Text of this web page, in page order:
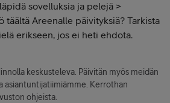
sovelluksia ja pelejä >
täältä Areenalle päivityksiä? Tarkista
erikseen, jos ei heti ehdota.
keskusteleva. Päivitän myös meidän
asiantuntijatiimiämme. Kerrothan
ohjeista.